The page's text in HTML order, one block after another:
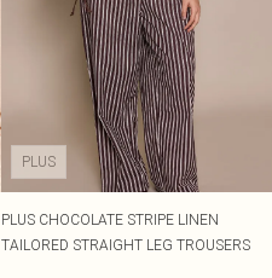
PLUS
PLUS CHOCOLATE STRIPE LINEN
TAILORED STRAIGHT LEG TROUSERS